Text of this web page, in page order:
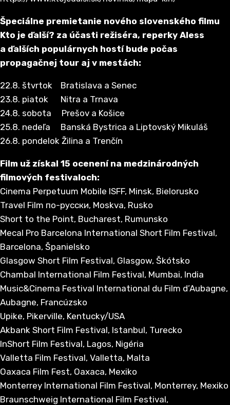
Špeciálne premietanie nového slovenského filmu
Kto je ďalší? za účasti režiséra, reperky Aless
a ďalších populárnych hostí bude počas
propagačnej tour aj v mestách:
22.8. štvrtok Bratislava a Senec
23.8. piatok Nitra a Trnava
24.8. sobota Prešov a Košice
25.8. nedeľa Banská Bystrica a Liptovský Mikuláš
26.8. pondelok Žilina a Trenčín
Film už získal 15 ocenení na medzinárodných
filmových festivaloch:
Cinema Perpetuum Mobile ISFF, Minsk, Bielorusko
Travel Film по-русски, Moskva, Rusko
Short to the Point, Bucharest, Rumunsko
Mecal Pro Barcelona International Short Film Festival,
Barcelona, Španielsko
Glasgow Short Film Festival, Glasgow, Škótsko
Chambal International Film Festival, Mumbai, India
Music&Cinema Festival International du Film d’Aubagne,
Aubagne, Francúzsko
Upike, Pikerville, Kentucky/USA
Akbank Short Film Festival, Istanbul, Turecko
InShort Film Festival, Lagos, Nigéria
Valletta Film Festival, Valletta, Malta
Oaxaca Film Fest, Oaxaca, Mexiko
Monterrey International Film Festival, Monterrey, Mexiko
Braunschweig International Film Festival,